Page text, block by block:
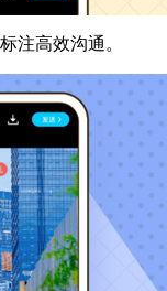
注高效沟通。